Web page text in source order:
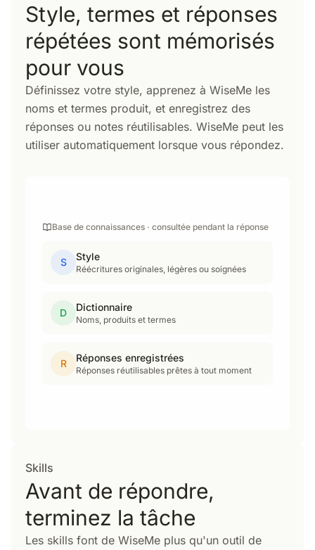
Style, termes et réponses
répétées sont mémorisés
pour vous
Définissez votre style, apprenez à WiseMe les
noms et termes produit, et enregistrez des
réponses ou notes réutilisables. WiseMe peut les
utiliser automatiquement lorsque vous répondez.
Base de connaissances · consultée pendant la réponse
S Style
Réécritures originales, légères ou soignées
D Dictionnaire
Noms, produits et termes
R Réponses enregistrées
Réponses réutilisables prêtes à tout moment
Skills
Avant de répondre,
terminez la tâche
Les skills font de WiseMe plus qu'un outil de